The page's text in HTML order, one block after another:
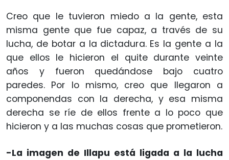
Creo que le tuvieron miedo a la gente, esta
misma gente que fue capaz, a través de su
lucha, de botar a la dictadura. Es la gente a la
que ellos le hicieron el quite durante veinte
años y fueron quedándose bajo cuatro
paredes. Por lo mismo, creo que llegaron a
componendas con la derecha, y esa misma
derecha se ríe de ellos frente a lo poco que
hicieron y a las muchas cosas que prometieron.
-La imagen de Illapu está ligada a la lucha